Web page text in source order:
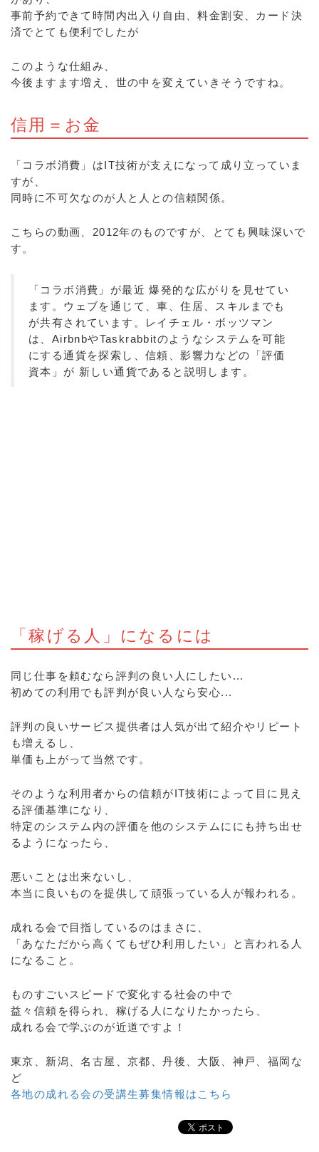
事前予約できて時間内出入り自由、料金割安、カード決
済でとても便利でしたが
このような仕組み、
今後ますます増え、世の中を変えていきそうですね。
信用＝お金
「コラボ消費」はIT技術が支えになって成り立っていま
すが、
同時に不可欠なのが人と人との信頼関係。
こちらの動画、2012年のものですが、とても興味深いで
す。
「コラボ消費」が最近 爆発的な広がりを見せてい
ます。ウェブを通じて、車、住居、スキルまでも
が共有されています。レイチェル・ボッツマン
は、AirbnbやTaskrabbitのようなシステムを可能
にする通貨を探索し、信頼、影響力などの「評価
資本」が 新しい通貨であると説明します。
「稼げる人」になるには
同じ仕事を頼むなら評判の良い人にしたい...
初めての利用でも評判が良い人なら安心...
評判の良いサービス提供者は人気が出て紹介やリピート
も増えるし、
単価も上がって当然です。
そのような利用者からの信頼がIT技術によって目に見え
る評価基準になり、
特定のシステム内の評価を他のシステムににも持ち出せ
るようになったら、
悪いことは出来ないし、
本当に良いものを提供して頑張っている人が報われる。
成れる会で目指しているのはまさに、
「あなただから高くてもぜひ利用したい」と言われる人
になること。
ものすごいスピードで変化する社会の中で
益々信頼を得られ、稼げる人になりたかったら、
成れる会で学ぶのが近道ですよ！
東京、新潟、名古屋、京都、丹後、大阪、神戸、福岡な
ど
各地の成れる会の受講生募集情報はこちら